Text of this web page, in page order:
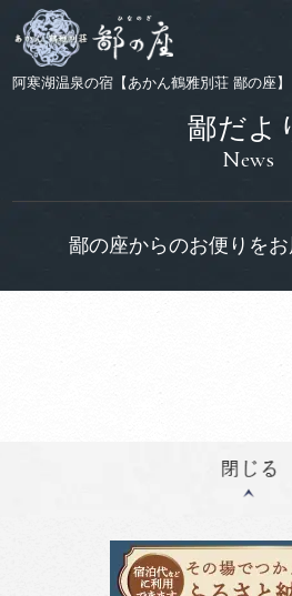
阿寒湖温泉の宿【あかん鶴雅別荘 鄙の座】
鄙だよ
News
鄙の座からのお便りを